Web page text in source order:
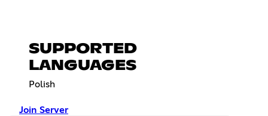
SUPPORTED
LANGUAGES
Polish
Join Server